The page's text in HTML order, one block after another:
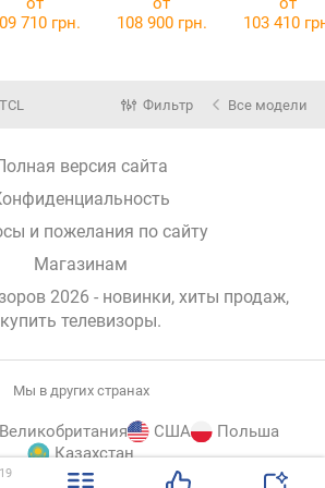
19
710 грн.
108 900 грн.
103 410
TCL Фильтр Все модели
версия сайта
и пожелания по сайту
Магазинам
2026 - новинки, хиты продаж,
купить телевизоры.
Мы в других странах
Великобритания США
Польша
Казахстан